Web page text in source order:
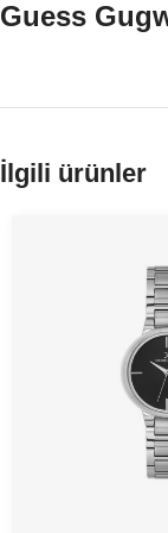
Guess
İlgili ürünler